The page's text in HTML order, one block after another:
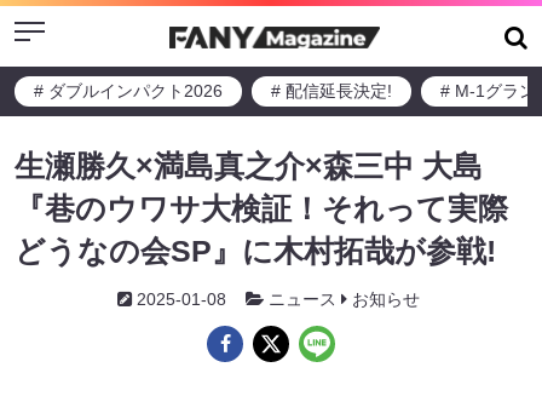
Menu
# ダブルインパクト2026 # 配信延長決定! # M-1グラン
生瀬勝久×満島真之介×森三中 大島
『巷のウワサ大検証！それって実際
どうなの会SP』に木村拓哉が参戦!
2025-01-08 ニュース お知らせ